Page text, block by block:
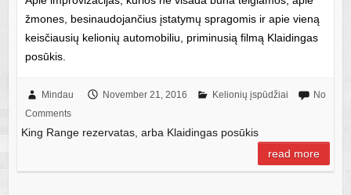
žmones, besinaudojančius įstatymų spragomis ir apie vieną
keisčiausių kelionių automobiliu, priminusią filmą Klaidingas
posūkis.
Mindau November 21, 2016 Kelionių įspūdžiai
No
Comments
King Range rezervatas, arba Klaidingas posūkis
read more